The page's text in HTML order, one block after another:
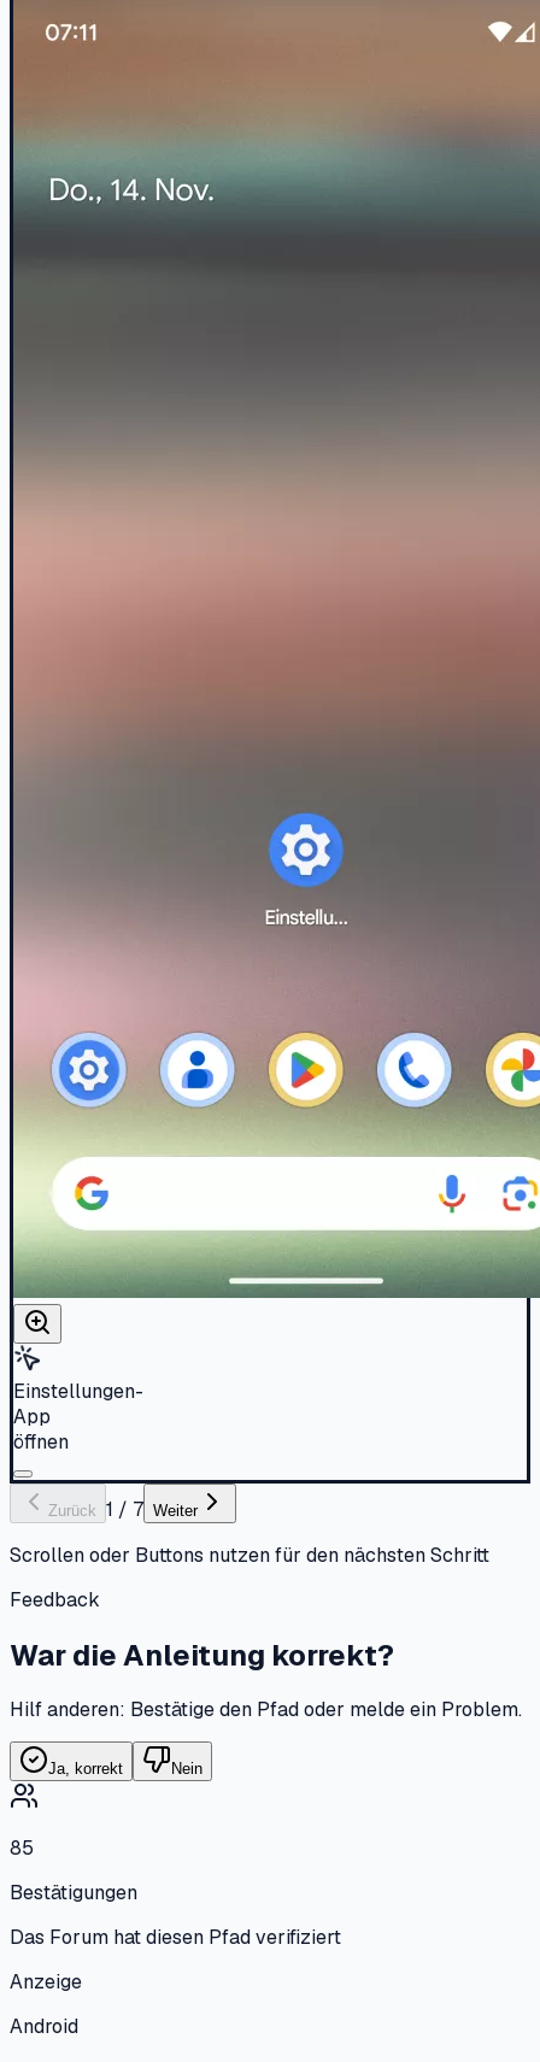
Einstellungen-
App
öffnen
Zurück 1 / 7 Weiter
Scrollen oder Buttons nutzen für den nächsten Schritt
Feedback
War die Anleitung korrekt?
Hilf anderen: Bestätige den Pfad oder melde ein Problem.
Ja, korrekt Nein
85
Bestätigungen
Das Forum hat diesen Pfad verifiziert
Anzeige
Android